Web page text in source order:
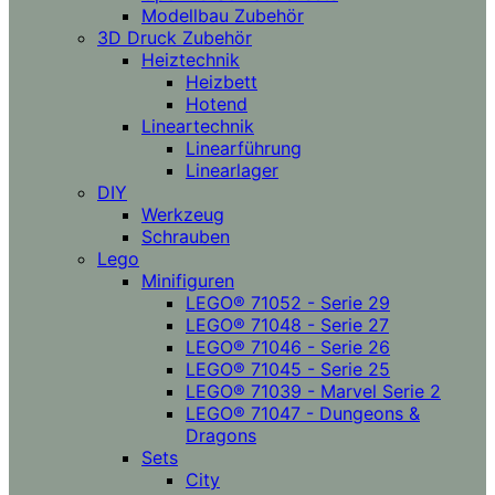
Modellbau Zubehör
3D Druck Zubehör
Heiztechnik
Heizbett
Hotend
Lineartechnik
Linearführung
Linearlager
DIY
Werkzeug
Schrauben
Lego
Minifiguren
LEGO® 71052 - Serie 29
LEGO® 71048 - Serie 27
LEGO® 71046 - Serie 26
LEGO® 71045 - Serie 25
LEGO® 71039 - Marvel Serie 2
LEGO® 71047 - Dungeons &
Dragons
Sets
City